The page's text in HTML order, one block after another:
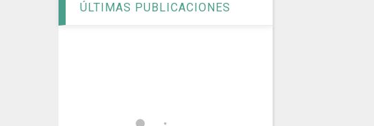
ÚLTIMAS PUBLICACIONES